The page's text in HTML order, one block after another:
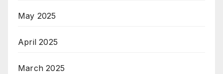
May 2025
April 2025
March 2025